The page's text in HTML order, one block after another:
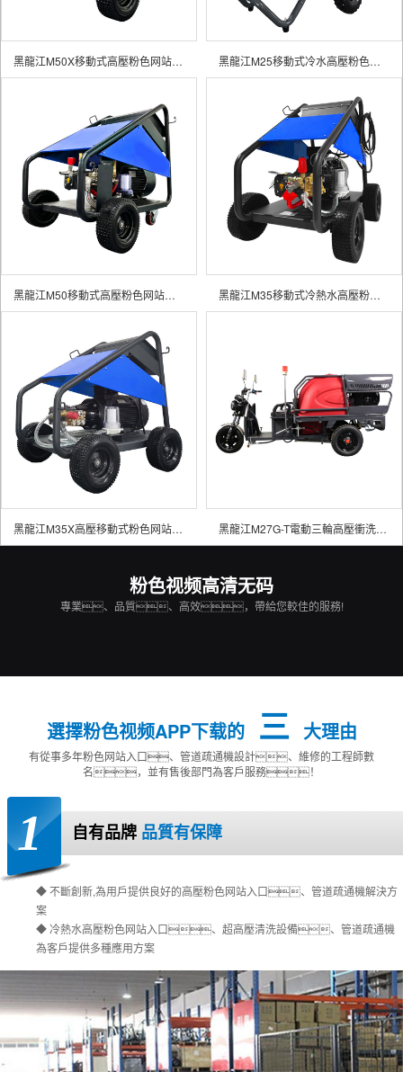
黑龍江M50X移動式高壓粉色网站入口 黑龍江M25移動式冷水高壓粉色网站入口
黑龍江M50移動式高壓粉色网站入口 黑龍江M35移動式冷熱水高壓粉色网站入口
黑龍江M35X高壓移動式粉色网站入口 黑龍江M27G-T電動三輪高壓衝洗車 粉色网站入口
粉色视频高清无码
專業、品質、高效，帶給您較佳的服務!
選擇粉色视频APP下载的 三 大理由
有從事多年粉色网站入口、管道疏通機設計、維修的工程師數
名，並有售後部門為客戶服務！
1 自有品牌 品質有保障
◆ 不斷創新,為用戶提供良好的高壓粉色网站入口、管道疏通機解決方
案
◆ 冷熱水高壓粉色网站入口、超高壓清洗設備、管道疏通機
為客戶提供多種應用方案